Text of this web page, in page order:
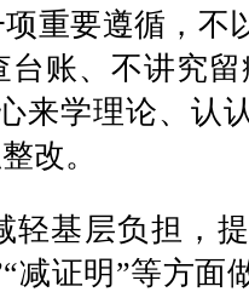
重要遵循，不
账、不讲究
来学理论、认
改。
基层负担，提
减证明”等方面